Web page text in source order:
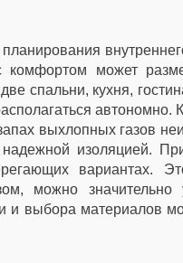
может
спальни, кухня,
автономно.
выхлопных газов
изоляцией.
вариантах.
можно
выбора материалов